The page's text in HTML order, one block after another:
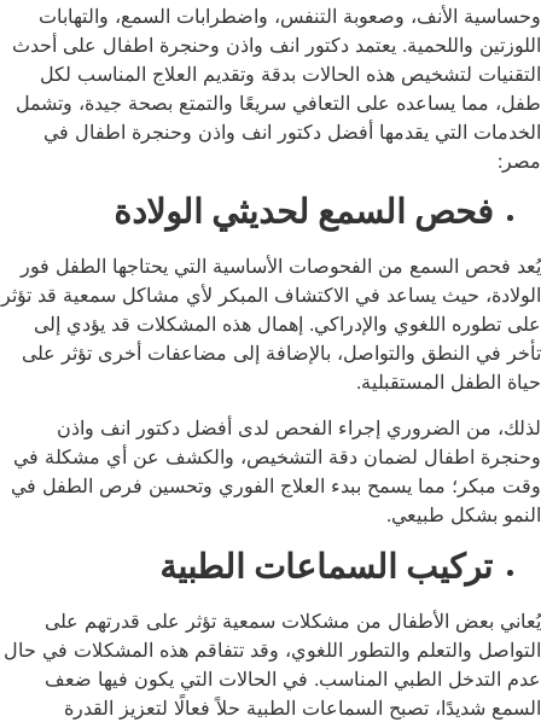
وحساسية الأنف، وصعوبة التنفس، واضطرابات السمع، والتهابات
اللوزتين واللحمية. يعتمد دكتور انف واذن وحنجرة اطفال على أحدث
التقنيات لتشخيص هذه الحالات بدقة وتقديم العلاج المناسب لكل
طفل، مما يساعده على التعافي سريعًا والتمتع بصحة جيدة، وتشمل
الخدمات التي يقدمها أفضل دكتور انف واذن وحنجرة اطفال في
مصر:
فحص السمع لحديثي الولادة
يُعد فحص السمع من الفحوصات الأساسية التي يحتاجها الطفل فور
الولادة، حيث يساعد في الاكتشاف المبكر لأي مشاكل سمعية قد تؤثر
على تطوره اللغوي والإدراكي. إهمال هذه المشكلات قد يؤدي إلى
تأخر في النطق والتواصل، بالإضافة إلى مضاعفات أخرى تؤثر على
حياة الطفل المستقبلية.
لذلك، من الضروري إجراء الفحص لدى أفضل دكتور انف واذن
وحنجرة اطفال لضمان دقة التشخيص، والكشف عن أي مشكلة في
وقت مبكر؛ مما يسمح ببدء العلاج الفوري وتحسين فرص الطفل في
النمو بشكل طبيعي.
تركيب السماعات الطبية
يُعاني بعض الأطفال من مشكلات سمعية تؤثر على قدرتهم على
التواصل والتعلم والتطور اللغوي، وقد تتفاقم هذه المشكلات في حال
عدم التدخل الطبي المناسب. في الحالات التي يكون فيها ضعف
السمع شديدًا، تصبح السماعات الطبية حلاً فعالًا لتعزيز القدرة